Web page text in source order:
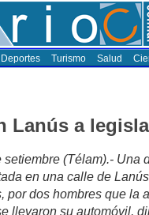
Deportes Turismo Salud
Lanús a
setiembre (Télam).- Una
en una calle de
por dos hombres que la
llevaron su automóvil,